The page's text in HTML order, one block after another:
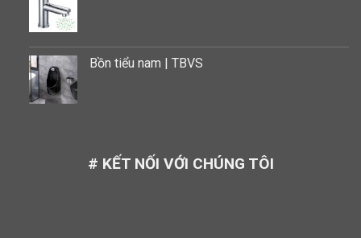
Bồn tiểu nam | TBVS
# KẾT NỐI VỚI CHÚNG TÔI